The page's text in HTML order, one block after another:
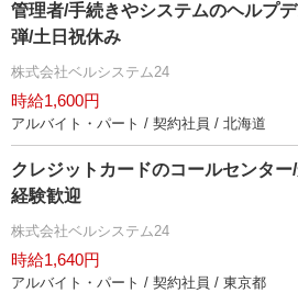
管理者/手続きやシステムのヘルプ
弾/土日祝休み
株式会社ベルシステム24
時給1,600円
アルバイト・パート / 契約社員 / 北海道
クレジットカードのコールセンタ
経験歓迎
株式会社ベルシステム24
時給1,640円
アルバイト・パート / 契約社員 / 東京都